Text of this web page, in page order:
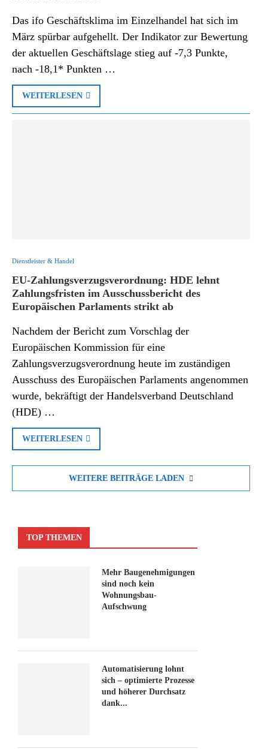
Das ifo Geschäftsklima im Einzelhandel hat sich im
März spürbar aufgehellt. Der Indikator zur Bewertung
der aktuellen Geschäftslage stieg auf -7,3 Punkte,
nach -18,1* Punkten …
WEITERLESEN
Dienstleister & Handel
EU-Zahlungsverzugsverordnung: HDE lehnt
Zahlungsfristen im Ausschussbericht des
Europäischen Parlaments strikt ab
Nachdem der Bericht zum Vorschlag der
Europäischen Kommission für eine
Zahlungsverzugsverordnung heute im zuständigen
Ausschuss des Europäischen Parlaments angenommen
wurde, bekräftigt der Handelsverband Deutschland
(HDE) …
WEITERLESEN
WEITERE BEITRÄGE LADEN
TOP THEMEN
Mehr Baugenehmigungen
sind noch kein
Wohnungsbau-
Aufschwung
Automatisierung lohnt
sich – optimierte Prozesse
und höherer Durchsatz
dank...